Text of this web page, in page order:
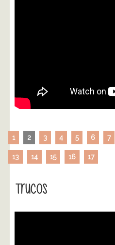
1 2 3 4 5 6 7
13 14 15 16 17
Trucos